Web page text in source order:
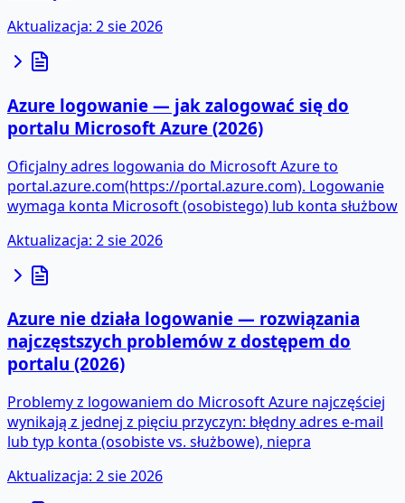
Aktualizacja: 2 sie 2026
Azure logowanie — jak zalogować się do
portalu Microsoft Azure (2026)
Oficjalny adres logowania do Microsoft Azure to
portal.azure.com(https://portal.azure.com). Logowanie
wymaga konta Microsoft (osobistego) lub konta służbow
Aktualizacja: 2 sie 2026
Azure nie działa logowanie — rozwiązania
najczęstszych problemów z dostępem do
portalu (2026)
Problemy z logowaniem do Microsoft Azure najczęściej
wynikają z jednej z pięciu przyczyn: błędny adres e-mail
lub typ konta (osobiste vs. służbowe), niepra
Aktualizacja: 2 sie 2026